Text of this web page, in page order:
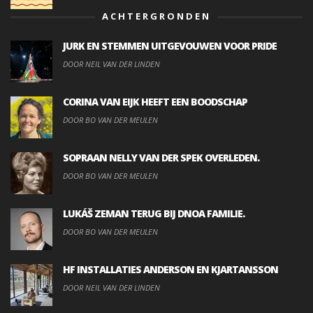
ACHTERGRONDEN
JURK EN STEMMEN UITGEVOUWEN VOOR PRIDE
DOOR NEIL VAN DER LINDEN
CORINA VAN EIJK HEEFT EEN BOODSCHAP
DOOR BO VAN DER MEULEN
SOPRAAN NELLY VAN DER SPEK OVERLEDEN.
DOOR BO VAN DER MEULEN
LUKÁŠ ZEMAN TERUG BIJ DNOA FAMILIE.
DOOR BO VAN DER MEULEN
HF INSTALLATIES ANDERSON EN KJARTANSSON
DOOR NEIL VAN DER LINDEN